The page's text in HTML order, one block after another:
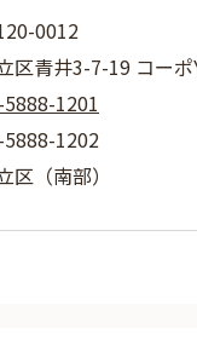
0012
区青井3-7-19 コーポ
1201
1202
区（南部）